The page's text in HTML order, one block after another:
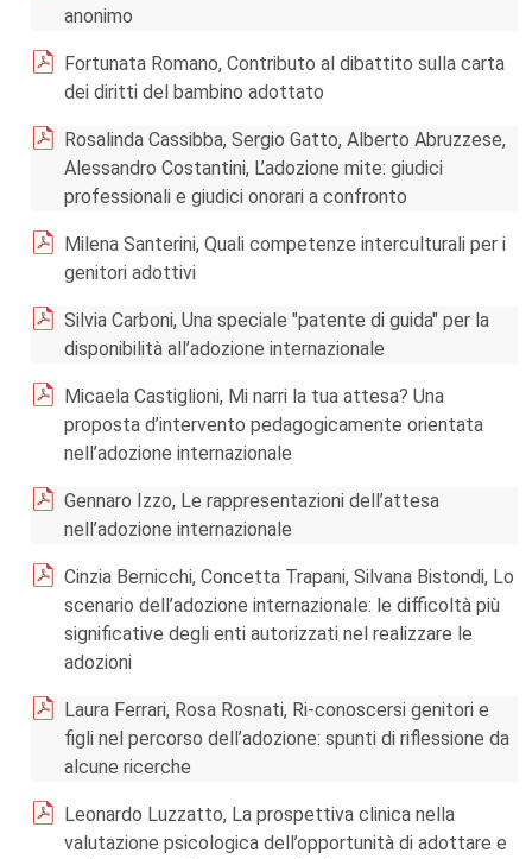
anonimo
Fortunata Romano, Contributo al dibattito sulla carta
dei diritti del bambino adottato
Rosalinda Cassibba, Sergio Gatto, Alberto Abruzzese,
Alessandro Costantini, L’adozione mite: giudici
professionali e giudici onorari a confronto
Milena Santerini, Quali competenze interculturali per i
genitori adottivi
Silvia Carboni, Una speciale "patente di guida" per la
disponibilità all’adozione internazionale
Micaela Castiglioni, Mi narri la tua attesa? Una
proposta d’intervento pedagogicamente orientata
nell’adozione internazionale
Gennaro Izzo, Le rappresentazioni dell’attesa
nell’adozione internazionale
Cinzia Bernicchi, Concetta Trapani, Silvana Bistondi, Lo
scenario dell’adozione internazionale: le difficoltà più
significative degli enti autorizzati nel realizzare le
adozioni
Laura Ferrari, Rosa Rosnati, Ri-conoscersi genitori e
figli nel percorso dell’adozione: spunti di riflessione da
alcune ricerche
Leonardo Luzzatto, La prospettiva clinica nella
valutazione psicologica dell’opportunità di adottare e